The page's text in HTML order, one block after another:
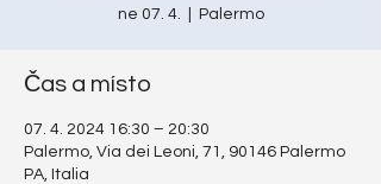
ne 07. 4. Palermo
Čas a místo
07. 4. 2024 16:30 – 20:30
Palermo, Via dei Leoni, 71, 90146 Palermo
PA, Italia